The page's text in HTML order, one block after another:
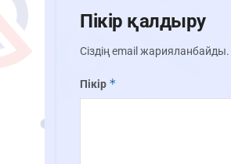
Пікір қалдыру
Сіздің email жарияланбайды.
Пікір *